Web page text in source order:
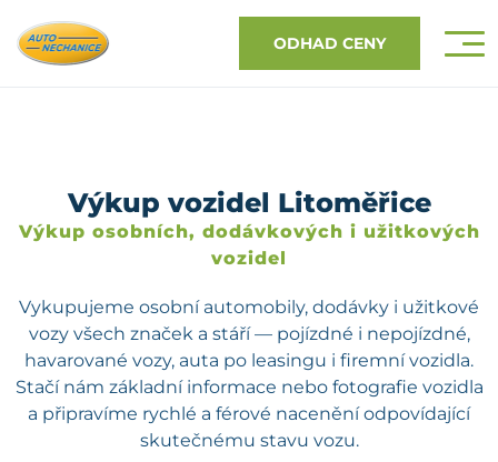
ODHAD CENY
Výkup vozidel Litoměřice
Výkup osobních, dodávkových i užitkových
vozidel
Vykupujeme osobní automobily, dodávky i užitkové
vozy všech značek a stáří — pojízdné i nepojízdné,
havarované vozy, auta po leasingu i firemní vozidla.
Stačí nám základní informace nebo fotografie vozidla
a připravíme rychlé a férové nacenění odpovídající
skutečnému stavu vozu.